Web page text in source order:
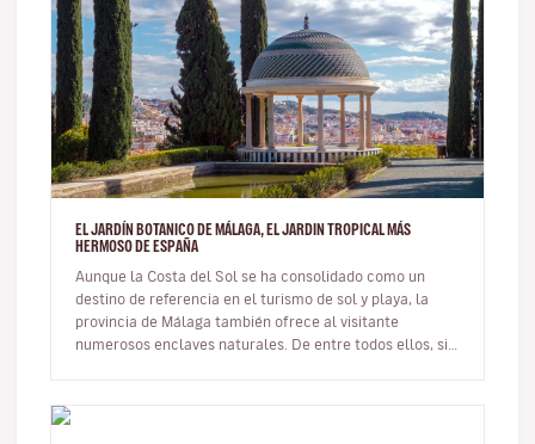
EL JARDÍN BOTANICO DE MÁLAGA, EL JARDIN TROPICAL MÁS
HERMOSO DE ESPAÑA
Aunque la Costa del Sol se ha consolidado como un
destino de referencia en el turismo de sol y playa, la
provincia de Málaga también ofrece al visitante
numerosos enclaves naturales. De entre todos ellos, sin